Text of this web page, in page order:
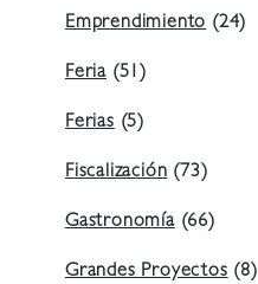
Emprendimiento(24)
Feria (51)
Ferias(5)
Fiscalización(73)
Gastronomía(66)
Grandes Proyectos(8)